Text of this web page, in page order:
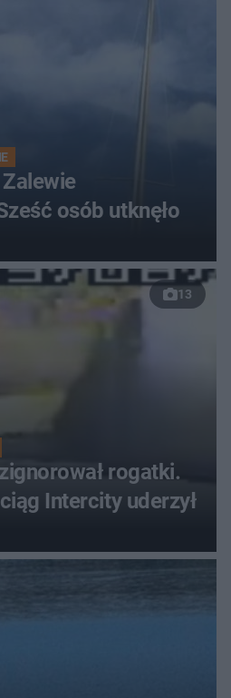
osób utknęło
13
rogatki.
Intercity uderzył